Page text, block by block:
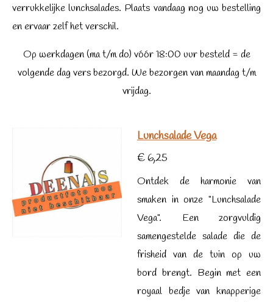
verrukkelijke lunchsalades. Plaats vandaag nog uw bestelling
en ervaar zelf het verschil.
Op werkdagen (ma t/m do) vóór 18:00 uur besteld = de
volgende dag vers bezorgd. We bezorgen van maandag t/m
vrijdag.
Lunchsalade Vega
€ 6,25
Ontdek de harmonie van
smaken in onze "Lunchsalade
Vega". Een zorgvuldig
samengestelde salade die de
frisheid van de tuin op uw
bord brengt. Begin met een
royaal bedje van knapperige